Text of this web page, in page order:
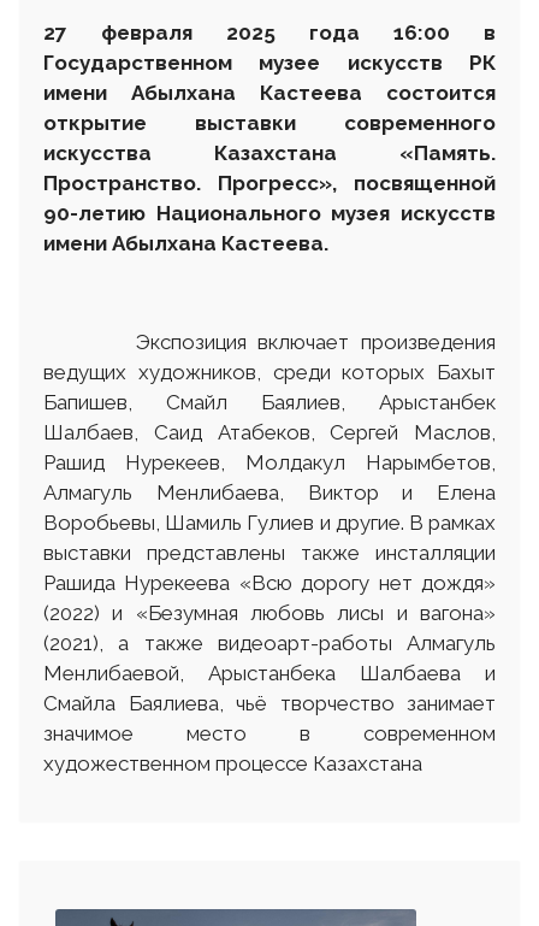
27 февраля 2025 года 16:00 в
Государственном музее искусств РК
имени Абылхана Кастеева состоится
открытие выставки современного
искусства Казахстана «Память.
Пространство. Прогресс», посвященной
90-летию Национального музея искусств
имени Абылхана Кастеева.
Экспозиция включает произведения
ведущих художников, среди которых Бахыт
Бапишев, Смайл Баялиев, Арыстанбек
Шалбаев, Саид Атабеков, Сергей Маслов,
Рашид Нурекеев, Молдакул Нарымбетов,
Алмагуль Менлибаева, Виктор и Елена
Воробьевы, Шамиль Гулиев и другие. В рамках
выставки представлены также инсталляции
Рашида Нурекеева «Всю дорогу нет дождя»
(2022) и «Безумная любовь лисы и вагона»
(2021), а также видеоарт-работы Алмагуль
Менлибаевой, Арыстанбека Шалбаева и
Смайла Баялиева, чьё творчество занимает
значимое место в современном
художественном процессе Казахстана